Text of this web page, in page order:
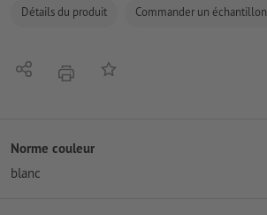
Détails du produit Commander un échantillon
PartagerimprimerAjouter à liste d'article
Norme couleur
blanc